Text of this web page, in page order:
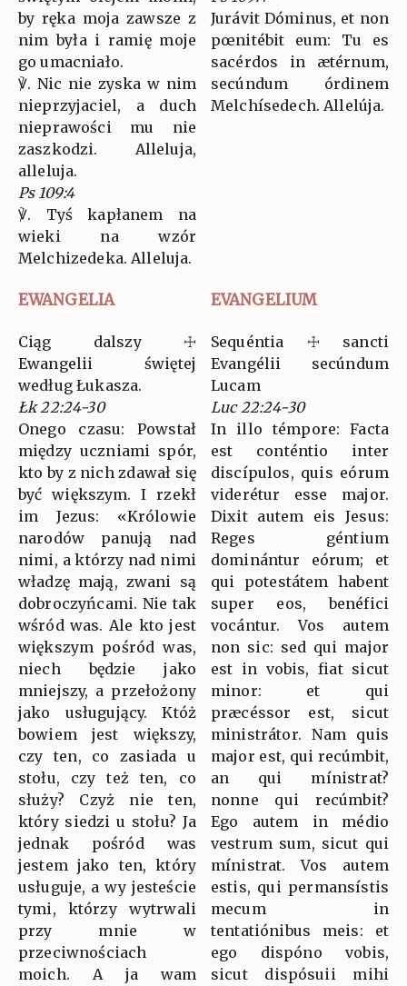
by ręka moja zawsze z
nim była i ramię moje
go umacniało.
℣. Nic nie zyska w nim
nieprzyjaciel, a duch
nieprawości mu nie
zaszkodzi. Alleluja,
alleluja.
Ps 109:4
℣. Tyś kapłanem na
wieki na wzór
Melchizedeka. Alleluja.
Jurávit Dóminus, et non
pœnitébit eum: Tu es
sacérdos in ætérnum,
secúndum órdinem
Melchísedech. Allelúja.
EWANGELIA EVANGELIUM
Ciąg dalszy ☩
Ewangelii świętej
według Łukasza.
Łk 22:24-30
Onego czasu: Powstał
między uczniami spór,
kto by z nich zdawał się
być większym. I rzekł
im Jezus: «Królowie
narodów panują nad
nimi, a którzy nad nimi
władzę mają, zwani są
dobroczyńcami. Nie tak
wśród was. Ale kto jest
większym pośród was,
niech będzie jako
mniejszy, a przełożony
jako usługujący. Któż
bowiem jest większy,
czy ten, co zasiada u
stołu, czy też ten, co
służy? Czyż nie ten,
który siedzi u stołu? Ja
jednak pośród was
jestem jako ten, który
usługuje, a wy jesteście
tymi, którzy wytrwali
przy mnie w
przeciwnościach
moich. A ja wam
Sequéntia ☩ sancti
Evangélii secúndum
Lucam
Luc 22:24-30
In illo témpore: Facta
est conténtio inter
discípulos, quis eórum
viderétur esse major.
Dixit autem eis Jesus:
Reges géntium
dominántur eórum; et
qui potestátem habent
super eos, benéfici
vocántur. Vos autem
non sic: sed qui major
est in vobis, fiat sicut
minor: et qui
præcéssor est, sicut
ministrátor. Nam quis
major est, qui recúmbit,
an qui mínistrat?
nonne qui recúmbit?
Ego autem in médio
vestrum sum, sicut qui
mínistrat. Vos autem
estis, qui permansístis
mecum in
tentatiónibus meis: et
ego dispóno vobis,
sicut dispósuii mihi